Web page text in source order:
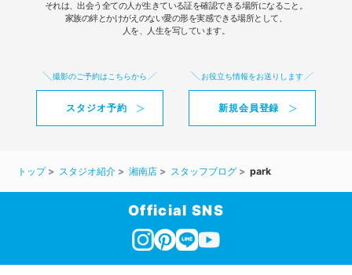
それは、出会う全ての人が生きている証を確認できる場所になること。
家族の絆とかけがえのない愛の形を実感できる場所として、
人を、人生を写しています。
撮影のご予約はこちらから
スタジオ予約
お役立ち情報をお送りします
新規会員登録
トップ スタジオ紹介 湘南店 スタッフブログ park
Official SNS